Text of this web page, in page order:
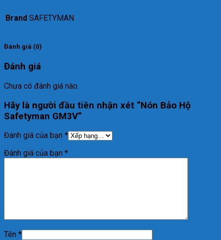
Brand SAFETYMAN
Đánh giá (0)
Đánh giá
Chưa có đánh giá nào.
Hãy là người đầu tiên nhận xét “Nón Bảo Hộ
Safetyman GM3V”
Đánh giá của bạn *
Đánh giá của bạn *
Tên *